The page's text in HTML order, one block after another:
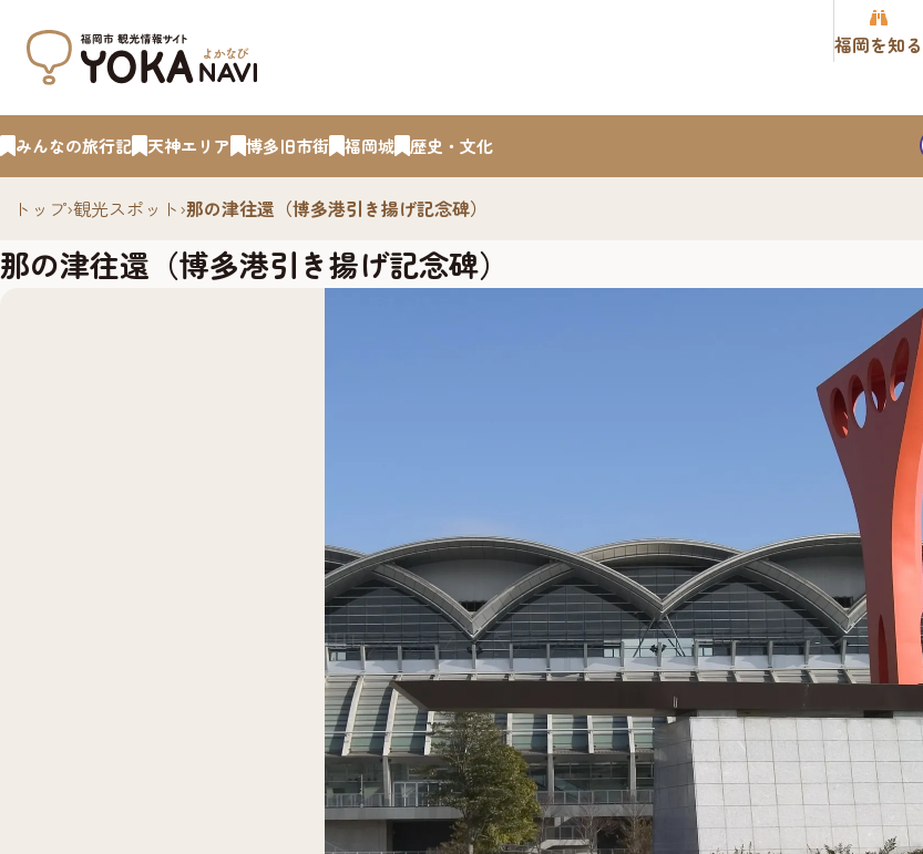
福岡を知る
みんなの旅行記 天神エリア 博多旧市街 福岡城 歴史・文化
トップ›観光スポット›那の津往還（博多港引き揚げ記念碑）
那の津往還（博多港引き揚げ記念碑）